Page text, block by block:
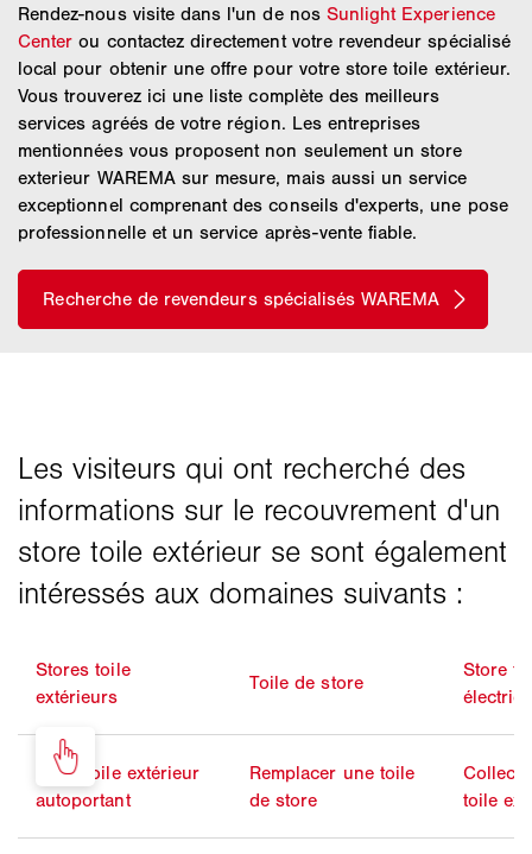
Rendez-nous visite dans l'un de nos Sunlight Experience
Center ou contactez directement votre revendeur spécialisé
local pour obtenir une offre pour votre store toile extérieur.
Vous trouverez ici une liste complète des meilleurs
services agréés de votre région. Les entreprises
mentionnées vous proposent non seulement un store
exterieur WAREMA sur mesure, mais aussi un service
exceptionnel comprenant des conseils d'experts, une pose
professionnelle et un service après-vente fiable.
Stores toile
extérieurs
Toile de store
Store
Store toile extérieur
autoportant
Remplacer une toile
de store
toile